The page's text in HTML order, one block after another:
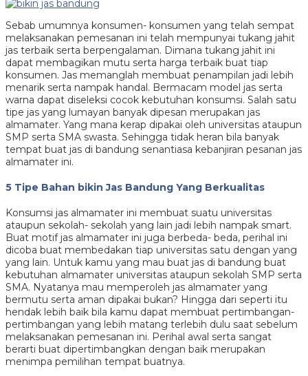
Sebab umumnya konsumen- konsumen yang telah sempat
melaksanakan pemesanan ini telah mempunyai tukang jahit
jas terbaik serta berpengalaman. Dimana tukang jahit ini
dapat membagikan mutu serta harga terbaik buat tiap
konsumen. Jas memanglah membuat penampilan jadi lebih
menarik serta nampak handal. Bermacam model jas serta
warna dapat diseleksi cocok kebutuhan konsumsi. Salah satu
tipe jas yang lumayan banyak dipesan merupakan jas
almamater. Yang mana kerap dipakai oleh universitas ataupun
SMP serta SMA swasta. Sehingga tidak heran bila banyak
tempat buat jas di bandung senantiasa kebanjiran pesanan jas
almamater ini.
5 Tipe Bahan bikin Jas Bandung Yang Berkualitas
Konsumsi jas almamater ini membuat suatu universitas
ataupun sekolah- sekolah yang lain jadi lebih nampak smart.
Buat motif jas almamater ini juga berbeda- beda, perihal ini
dicoba buat membedakan tiap universitas satu dengan yang
yang lain. Untuk kamu yang mau buat jas di bandung buat
kebutuhan almamater universitas ataupun sekolah SMP serta
SMA. Nyatanya mau memperoleh jas almamater yang
bermutu serta aman dipakai bukan? Hingga dari seperti itu
hendak lebih baik bila kamu dapat membuat pertimbangan-
pertimbangan yang lebih matang terlebih dulu saat sebelum
melaksanakan pemesanan ini. Perihal awal serta sangat
berarti buat dipertimbangkan dengan baik merupakan
menimpa pemilihan tempat buatnya.